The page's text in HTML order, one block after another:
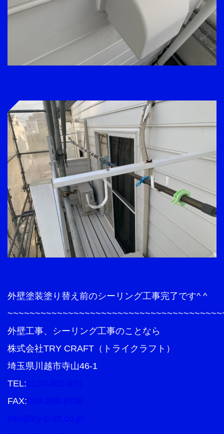
外壁塗装塗り替え前のシーリング工事完了です^ ^
外壁工事、シーリング工事のことなら
株式会社TRY CRAFT（トライクラフト）
埼玉県川越市寺山46-1
TEL:
FAX: